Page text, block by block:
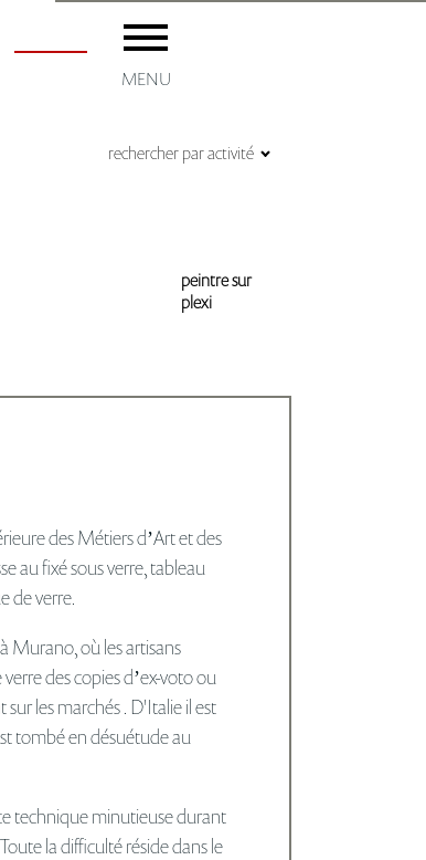
MENU
Modèles vivants
Portes Ouvertes 2026
rechercher par activité
peintre sur
plexi
des Métiers dʼArt et des
au fixé sous verre, tableau
de verre.
Murano, où les artisans
des copies dʼex-voto ou
les marchés . D'Italie il est
tombé en désuétude au
technique minutieuse durant
la difficulté réside dans le